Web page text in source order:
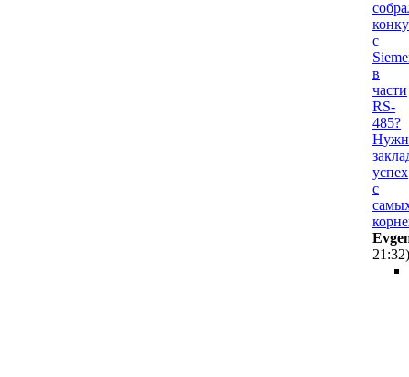
с
в
части
RS-
485?
успех
с
21:32)